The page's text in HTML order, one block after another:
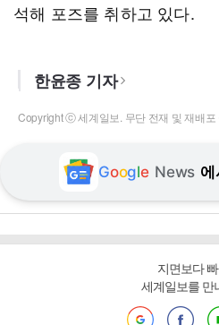
석해 포즈를 취하고 있다.
한윤종 기자
Copyright ⓒ 세계일보. 무단 전재 및 재배포
Google News 에
지면보다
세계일보를 만